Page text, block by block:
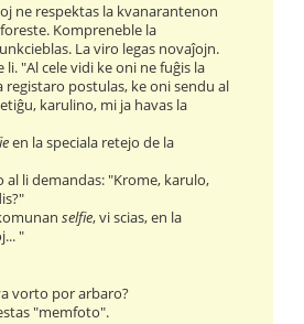
ne respektas la kvanarantenon
Kompreneble la
La viro legas novaĵojn.
li. "Al cele vidi ke oni ne fuĝis la
registaro postulas, ke oni sendu al
karulino, mi ja havas la
en la speciala retejo de la
al li demandas: "Krome, karulo,
selfie, vi scias, en la
"
vorto por arbaro?
"memfoto".